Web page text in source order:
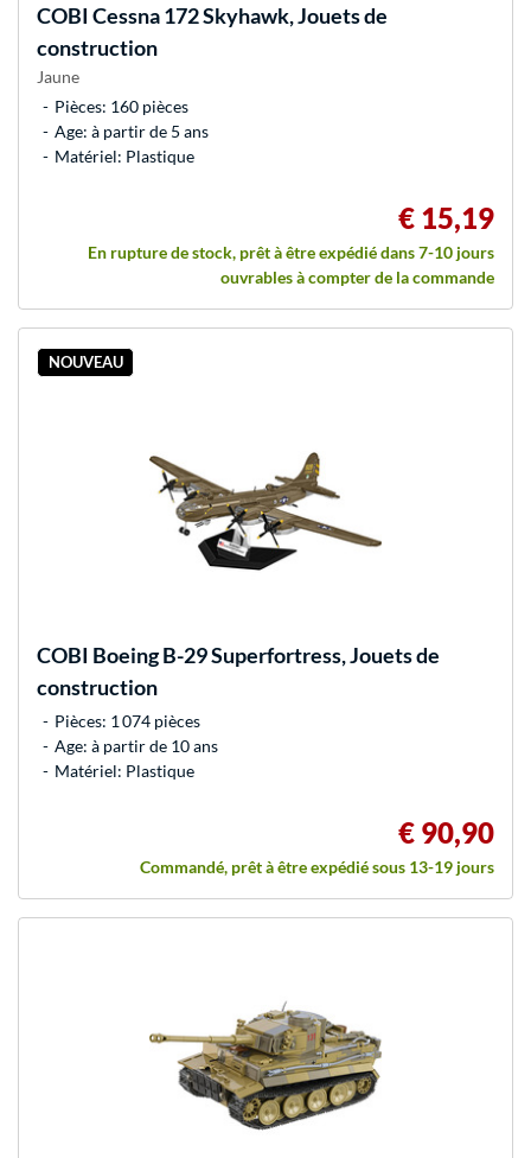
COBI Cessna 172 Skyhawk, Jouets de
construction
Jaune
Pièces: 160 pièces
Age: à partir de 5 ans
Matériel: Plastique
€ 15,19
En rupture de stock, prêt à être expédié dans 7-10 jours
ouvrables à compter de la commande
NOUVEAU
COBI Boeing B-29 Superfortress, Jouets de
construction
Pièces: 1 074 pièces
Age: à partir de 10 ans
Matériel: Plastique
€ 90,90
Commandé, prêt à être expédié sous 13-19 jours